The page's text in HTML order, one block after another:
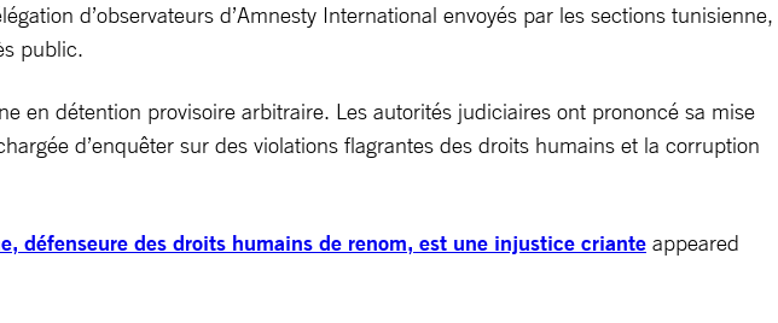
d’observateurs d’Amnesty International envoyés par les sections tunisienne,
public.
en détention provisoire arbitraire. Les autorités judiciaires ont prononcé sa mise
d’enquêter sur des violations flagrantes des droits humains et la corruption
défenseure des droits humains de renom, est une injustice criante appeared